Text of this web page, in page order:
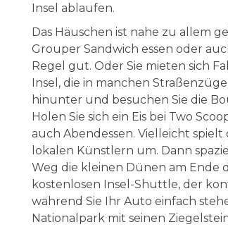
Insel ablaufen.
Das Häuschen ist nahe zu allem
Grouper Sandwich essen oder
Regel gut. Oder Sie mieten sich
Insel, die in manchen
hinunter und besuchen Sie die
Holen Sie sich ein Eis bei Two
auch Abendessen. Vielleicht
lokalen Künstlern um. Dann
Weg die kleinen Dünen am Ende
kostenlosen Insel-Shuttle, der
während Sie Ihr Auto einfach
Nationalpark mit seinen